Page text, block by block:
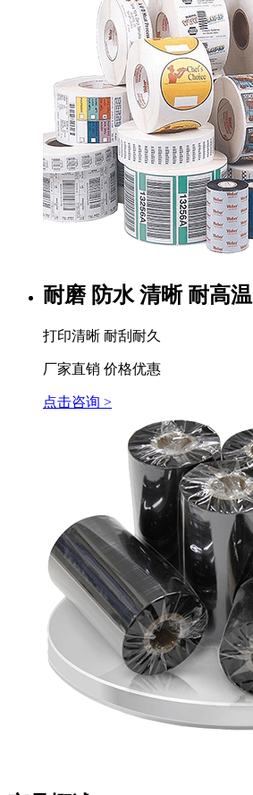
耐磨 防水 清晰 耐高温
打印清晰 耐刮耐久
厂家直销 价格优惠
点击咨询 >